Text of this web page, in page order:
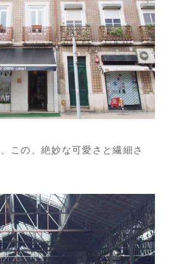
この、絶妙な可愛さと繊細さ